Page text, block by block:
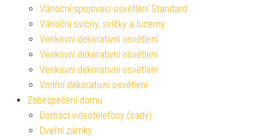
Vánoční spojovací osvětlení Standard
Vánoční svícny, svíčky a lucerny
Venkovní dekorativní osvětlení
Venkovní dekorativní osvětlení
Venkovní dekorativní osvětlení
Vnitřní dekorativní osvětlení
Zabezpečení domu
Domácí videotelefony (sady)
Dveřní zámky